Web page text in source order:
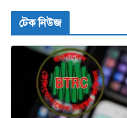
টেক নিউজ